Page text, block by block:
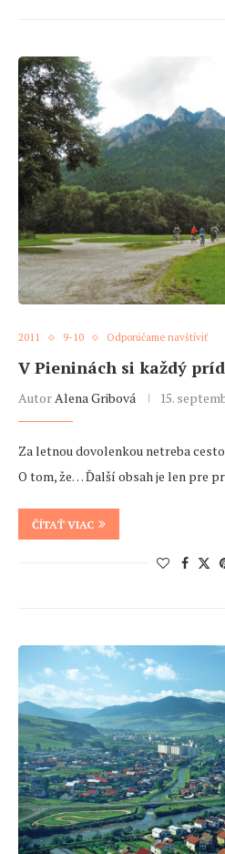
2011 9-10 Odporúčame navštíviť
V Pieninách si každý
AutorAlena Gribová 15.
Za letnou dovolenkou netreba
O tom, že… Ďalší obsah je len pre
ČÍTAŤ VIAC